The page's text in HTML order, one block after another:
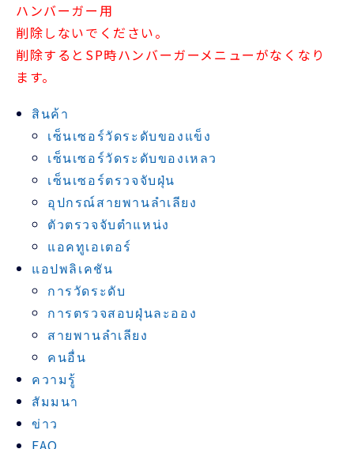
ハンバーガー用
削除しないでください。
削除するとSP時ハンバーガーメニューがなくなり
ます。
สินค้า
เซ็นเซอร์วัดระดับของแข็ง
เซ็นเซอร์วัดระดับของเหลว
เซ็นเซอร์ตรวจจับฝุ่น
อุปกรณ์สายพานลำเลียง
ตัวตรวจจับตำแหน่ง
แอคทูเอเตอร์
แอปพลิเคชัน
การวัดระดับ
การตรวจสอบฝุ่นละออง
สายพานลำเลียง
คนอื่น
ความรู้
สัมมนา
ข่าว
FAQ